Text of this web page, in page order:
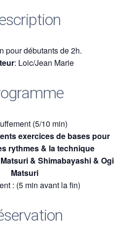
pour débutants de 2h.
: Loic/Jean Marie
(5/10 min)
exercices de bases pour
rythmes & la technique
& Shimabayashi & Ogi
Matsuri
: (5 min avant la fin)